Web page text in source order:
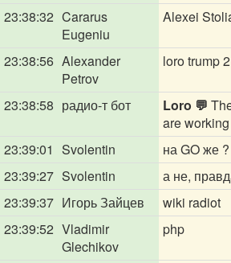
23:38:32 Cararus
Eugeniu
Alexei
23:38:56 Alexander
Petrov
loro trump 2
23:38:58 радио-т бот Loro 💬
are
23:39:01 Svolentin
на GO же ?
23:39:27 Svolentin
а не,
23:39:37 Игорь Зайцев
wiki radiot
23:39:52 Vladimir
Glechikov
php